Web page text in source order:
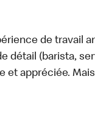
de travail
détail (barista,
et appréciée.